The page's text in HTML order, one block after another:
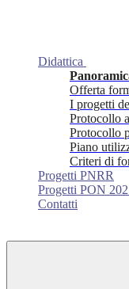
Didattica
Offerta
I progetti
Protocollo
Protocollo
Piano
Criteri di
Progetti PNRR
Progetti PON
Contatti